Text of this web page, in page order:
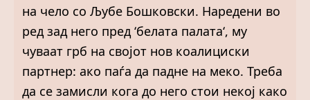
на чело со Љубе Бошковски. Наредени во
ред зад него пред ‘белата палата‘, му
чуваат грб на својот нов коалициски
партнер: ако паѓа да падне на меко. Треба
да се замисли кога до него стои некој како